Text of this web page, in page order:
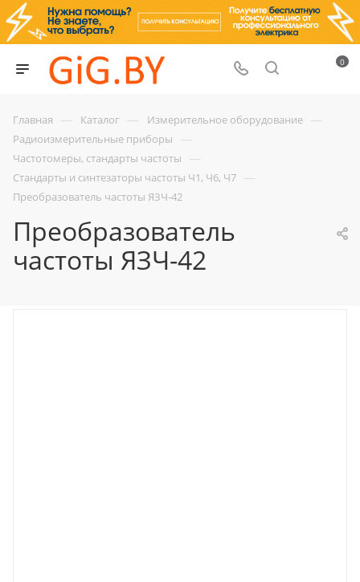
0
Главная — Каталог — Измерительное оборудование —
Радиоизмерительные приборы —
Частотомеры, стандарты частоты —
Стандарты и синтезаторы частоты Ч1, Ч6, Ч7 —
Преобразователь частоты ЯЗЧ-42
Преобразователь
частоты ЯЗЧ-42